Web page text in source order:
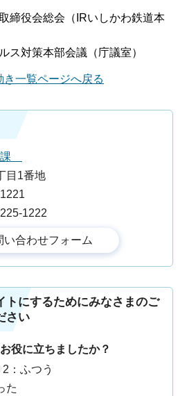
締役会総会（IRいしかわ鉄道本
ス対策本部会議（庁議室）
き一覧ページへ戻る
課
目1番地
1222
トにするためにみなさまのご
さい
役に立ちましたか？
2：ふつう
た